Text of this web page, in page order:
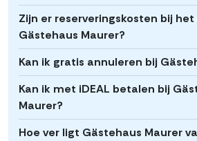
Zijn er reserveringskosten bij
Gästehaus Maurer?
Kan ik gratis annuleren bij
Kan ik met iDEAL betalen bij
Maurer?
Hoe ver ligt Gästehaus Maurer